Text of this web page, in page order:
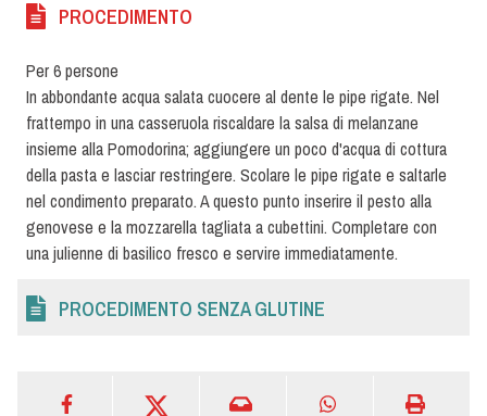
PROCEDIMENTO
Per 6 persone
In abbondante acqua salata cuocere al dente le pipe rigate. Nel
frattempo in una casseruola riscaldare la salsa di melanzane
insieme alla Pomodorina; aggiungere un poco d'acqua di cottura
della pasta e lasciar restringere. Scolare le pipe rigate e saltarle
nel condimento preparato. A questo punto inserire il pesto alla
genovese e la mozzarella tagliata a cubettini. Completare con
una julienne di basilico fresco e servire immediatamente.
PROCEDIMENTO SENZA GLUTINE